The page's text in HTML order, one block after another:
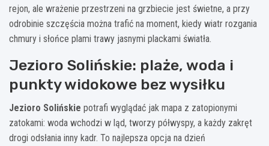
rejon, ale wrażenie przestrzeni na grzbiecie jest świetne, a przy
odrobinie szczęścia można trafić na moment, kiedy wiatr rozgania
chmury i słońce plami trawy jasnymi plackami światła.
Jezioro Solińskie: plaże, woda i
punkty widokowe bez wysiłku
Jezioro Solińskie potrafi wyglądać jak mapa z zatopionymi
zatokami: woda wchodzi w ląd, tworzy półwyspy, a każdy zakręt
drogi odsłania inny kadr. To najlepsza opcja na dzień